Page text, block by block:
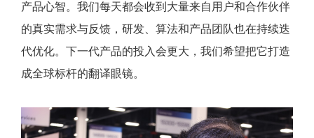
产品心智。我们每天都会收到大量来自用户和合作伙伴
的真实需求与反馈，研发、算法和产品团队也在持续迭
代优化。下一代产品的投入会更大，我们希望把它打造
成全球标杆的翻译眼镜。